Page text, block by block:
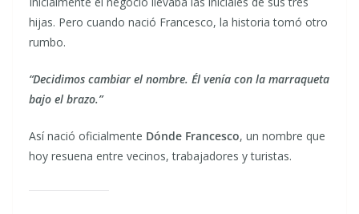
hijas. Pero cuando nació Francesco, la historia tomó otro
rumbo.
“Decidimos cambiar el nombre. Él venía con la marraqueta
bajo el brazo.”
Así nació oficialmente Dónde Francesco, un nombre que
hoy resuena entre vecinos, trabajadores y turistas.